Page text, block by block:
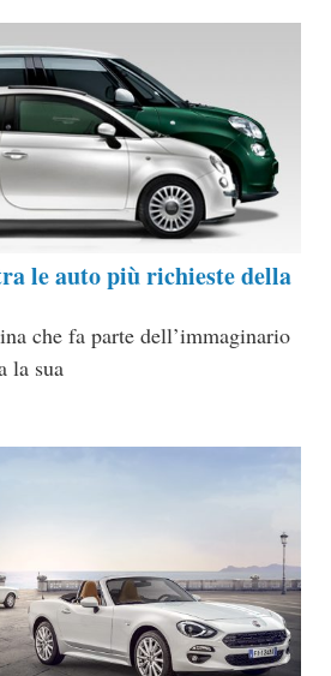
le auto più richieste della
che fa parte dell’immaginario
la sua